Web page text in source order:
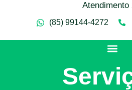
Atendimento
(85) 99144-4272